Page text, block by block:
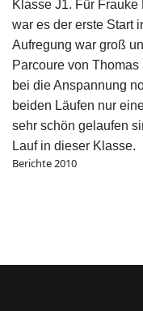
Klasse J1. Für
war es der erste Start
Aufregung war groß
Parcoure von
bei die Anspannung
beiden Läufen nur
sehr schön gelaufen
Lauf in dieser Klasse.
Berichte 2010